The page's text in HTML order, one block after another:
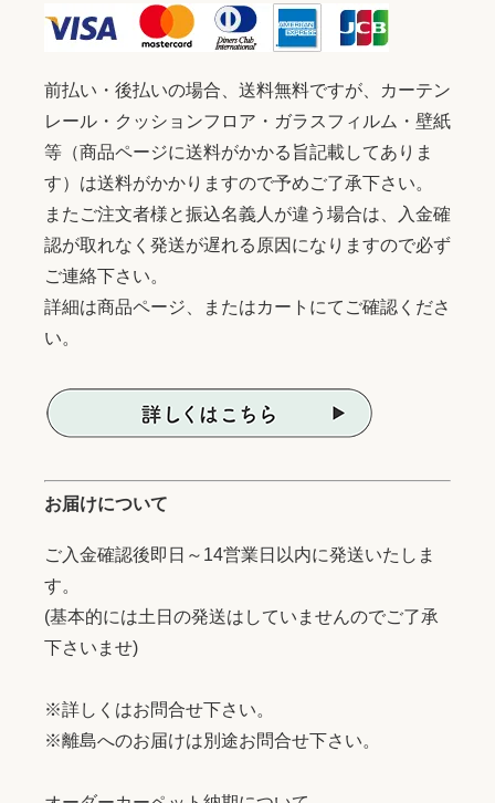
前払い・後払いの場合、送料無料ですが、カーテン
レール・クッションフロア・ガラスフィルム・壁紙
等（商品ページに送料がかかる旨記載してありま
す）は送料がかかりますので予めご了承下さい。
またご注文者様と振込名義人が違う場合は、入金確
認が取れなく発送が遅れる原因になりますので必ず
ご連絡下さい。
詳細は商品ページ、またはカートにてご確認くださ
い。
お届けについて
ご入金確認後即日～14営業日以内に発送いたしま
す。
(基本的には土日の発送はしていませんのでご了承
下さいませ)
※詳しくはお問合せ下さい。
※離島へのお届けは別途お問合せ下さい。